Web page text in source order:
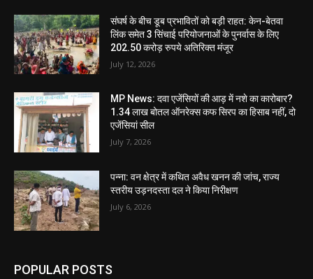
संघर्ष के बीच डूब प्रभावितों को बड़ी राहत: केन-बेतवा
लिंक समेत 3 सिंचाई परियोजनाओं के पुनर्वास के लिए
202.50 करोड़ रुपये अतिरिक्त मंजूर
July 12, 2026
MP News: दवा एजेंसियों की आड़ में नशे का कारोबार?
1.34 लाख बोतल ऑनरेक्स कफ सिरप का हिसाब नहीं, दो
एजेंसियां सील
July 7, 2026
पन्ना: वन क्षेत्र में कथित अवैध खनन की जांच, राज्य
स्तरीय उड़नदस्ता दल ने किया निरीक्षण
July 6, 2026
POPULAR POSTS